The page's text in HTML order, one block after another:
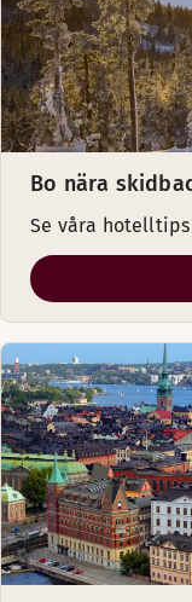
Bo nära
Se våra